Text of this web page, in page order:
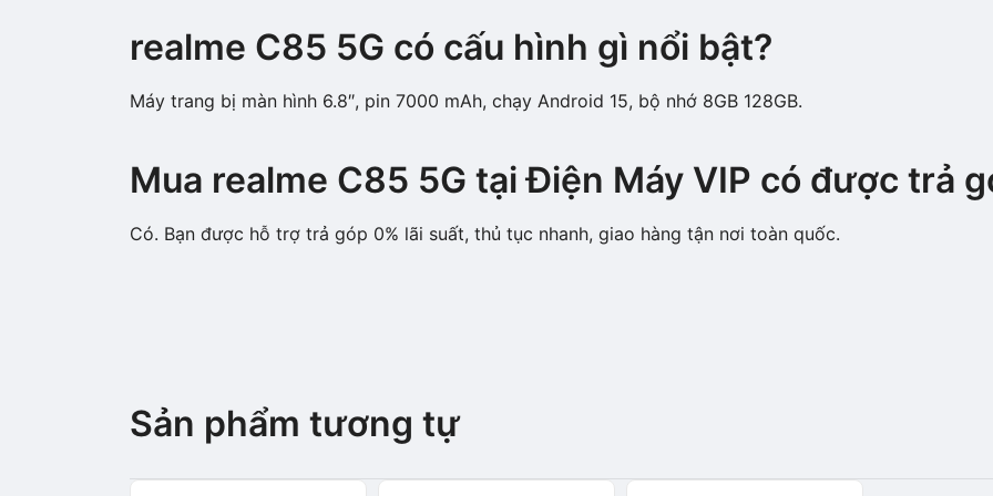
realme C85 5G có cấu hình gì nổi bật?
Máy trang bị màn hình 6.8″, pin 7000 mAh, chạy Android 15, bộ nhớ 8GB 128GB.
Mua realme C85 5G tại Điện Máy VIP có được trả
Có. Bạn được hỗ trợ trả góp 0% lãi suất, thủ tục nhanh, giao hàng tận nơi toàn quốc.
Sản phẩm tương tự